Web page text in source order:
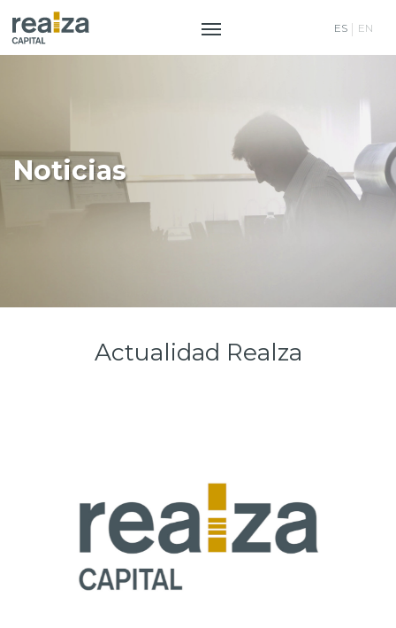
ES EN
Noticias
Actualidad Realza